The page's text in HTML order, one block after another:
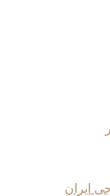
ایران